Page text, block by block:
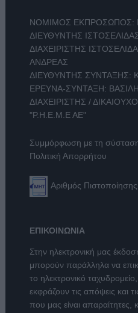
ΝΟΜΙΜΟΣ ΕΚΠΡΟΣΩΠΟΣ:
ΔΙΕΥΘΥΝΤΗΣ
ΔΙΑΧΕΙΡΙΣΤΗΣ
ΑΝΔΡΕΑΣ
ΔΙΕΥΘΥΝΤΗΣ ΣΥΝΤΑΞΗΣ:
ΕΡΕΥΝΑ-ΣΥΝΤΑΞΗ:
ΔΙΑΧΕΙΡΙΣΤΗΣ /
"Ρ.Η.Ε.Μ.Ε ΑΕ"
Συμμόρφωση με τη
Πολιτική Απορρήτου
Αριθμός
ΕΠΙΚΟΙΝΩΝΙΑ
Στην ηλεκτρονική μας
μπορούν παράλληλα να
το ηλεκτρονικό
εκφράζουν τις απόψεις και
που μας είναι απαραίτητες,